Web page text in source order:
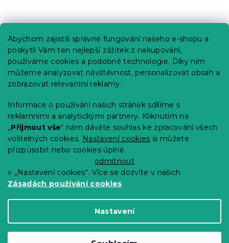
Abychom zajistili správné fungování našeho e-shopu a
poskytli Vám ten nejlepší zážitek z nakupování,
používáme cookies a podobné technologie. Díky nim
můžeme analyzovat návštěvnost, personalizovat obsah a
zobrazovat relevantní reklamy.
Informace o používání našich stránek sdílíme s
reklamními a analytickými partnery. Kliknutím na
„Přijmout vše“ nám dáváte souhlas ke zpracování všech
volitelných cookies. Nastavení cookies si můžete
přizpůsobit nebo cookies úplně
odmítnout
v „Nastavení cookies“. Více se dozvíte v našich
Zásadách používání cookies
Nastavení
Kariéra
Poptávky a B2B spolupráce
Proč se u nás registrovat?
Věrnostní program - Sleva až 10 %
Návody
Tabulky velikostí
Blog
Copyright 2026Výprodej povlečení. Všechna